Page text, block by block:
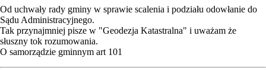
Od uchwały rady gminy w sprawie scalenia i podziału odowłanie do
Sądu Administracyjnego.
Tak przynajmniej pisze w "Geodezja Katastralna" i uważam że
słuszny tok rozumowania.
O samorządzie gminnym art 101